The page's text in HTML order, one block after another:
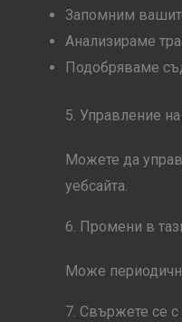
Запомним
Анализираме
Подобряваме
5. Управление
Можете да
уебсайта.
6. Промени в
Може
7. Свържете се с